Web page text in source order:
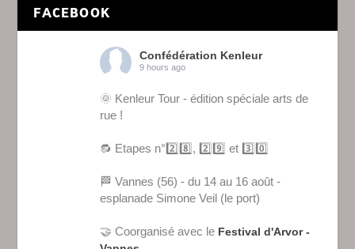
FACEBOOK
Confédération Kenleur
9 hours ago
🌞 Kenleur Tour - édition spéciale arts de
rue !
🔂 Etapes n°2️⃣8️⃣, 2️⃣9️⃣ et 3️⃣0️⃣
🏁 Vannes (56) - du 14 au 16 août -
esplanade Simone Veil (le port)
🤝 Coorganisé avec le Festival d'Arvor -